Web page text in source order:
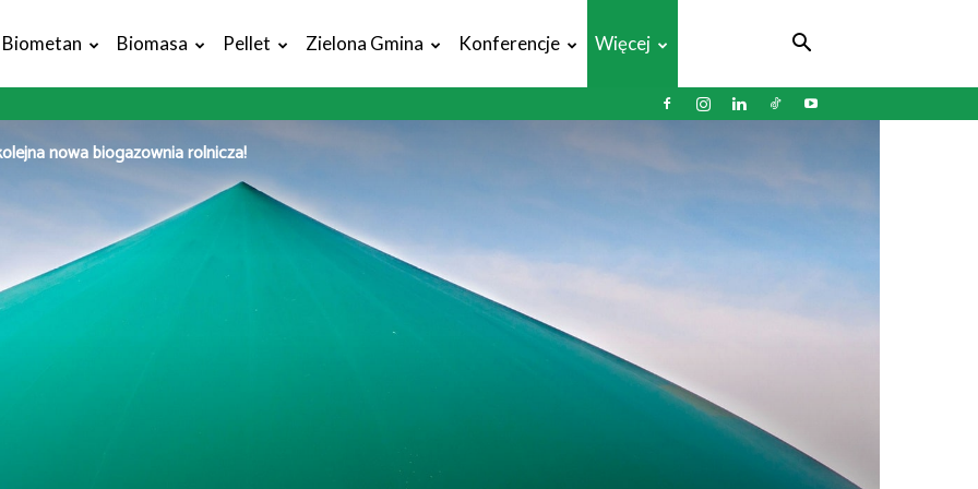
Biometan Biomasa Pellet Zielona Gmina Konferencje Więcej
nowa biogazownia rolnicza!